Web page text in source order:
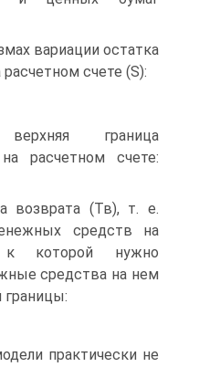
вариации остатка
счете (S):
верхняя граница
расчетном счете:
возврата (Тв), т. е.
средств на
к которой нужно
средства на нем
практически не